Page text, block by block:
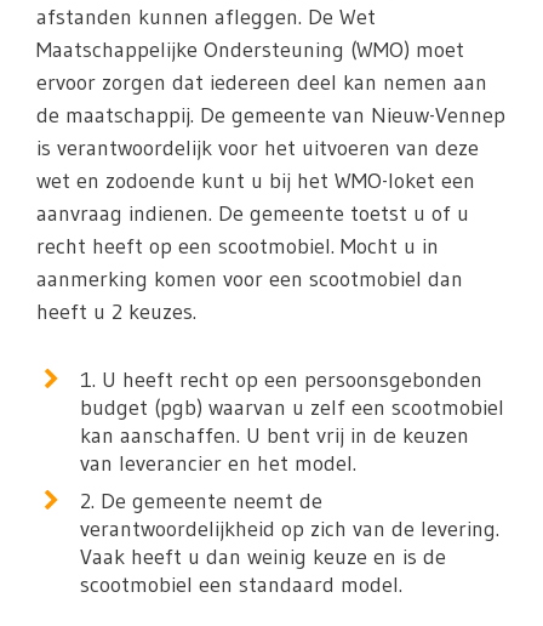
afstanden kunnen afleggen. De Wet
Maatschappelijke Ondersteuning (WMO) moet
ervoor zorgen dat iedereen deel kan nemen aan
de maatschappij. De gemeente van Nieuw-Vennep
is verantwoordelijk voor het uitvoeren van deze
wet en zodoende kunt u bij het WMO-loket een
aanvraag indienen. De gemeente toetst u of u
recht heeft op een scootmobiel. Mocht u in
aanmerking komen voor een scootmobiel dan
heeft u 2 keuzes.
1. U heeft recht op een persoonsgebonden
budget (pgb) waarvan u zelf een scootmobiel
kan aanschaffen. U bent vrij in de keuzen
van leverancier en het model.
2. De gemeente neemt de
verantwoordelijkheid op zich van de levering.
Vaak heeft u dan weinig keuze en is de
scootmobiel een standaard model.